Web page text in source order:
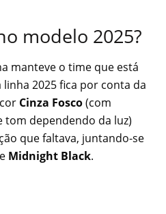
modelo 2025?
manteve o time que está
2025 fica por conta da
Cinza Fosco(com
tom dependendo da luz)
que faltava, juntando-se
e Midnight Black.